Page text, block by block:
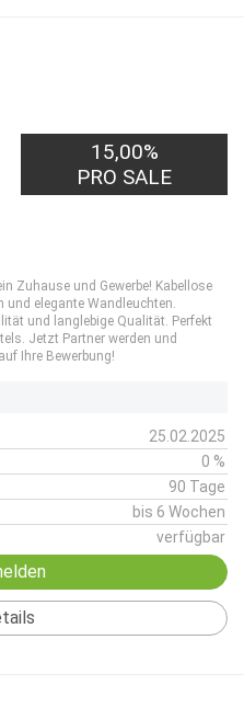
15,00%
PRO SALE
Zuhause und Gewerbe! Kabellose
und elegante Wandleuchten.
und langlebige Qualität. Perfekt
Jetzt Partner werden und
Ihre Bewerbung!
25.02.2025
0 %
90 Tage
bis 6 Wochen
verfügbar